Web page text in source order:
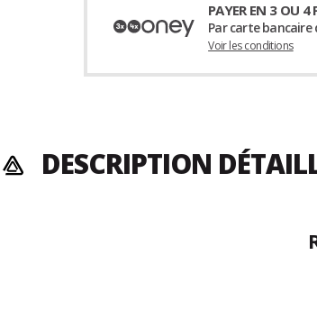
PAYER EN 3 OU 4
Par carte bancaire
Voir les conditions
DESCRIPTION